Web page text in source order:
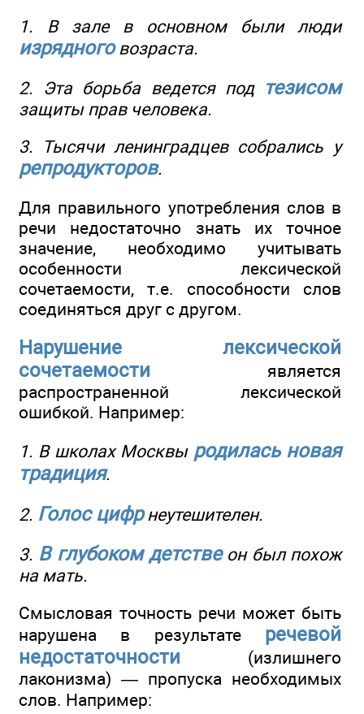
1. В зале в основном были люди
изрядноговозраста.
2. Эта борьба ведется под тезисом
защиты прав человека.
3. Тысячи ленинградцев собрались у
репродукторов.
Для правильного употребления слов в
речи недостаточно знать их точное
значение, необходимо учитывать
особенности лексической
сочетаемости, т.е. способности слов
соединяться друг с другом.
Нарушение лексической
сочетаемости является
распространенной лексической
ошибкой. Например:
1. В школах Москвы родилась новая
традиция.
2. Голос цифрнеутешителен.
3. В глубоком детствеон был похож
на мать.
Смысловая точность речи может быть
нарушена в результате речевой
недостаточности (излишнего
лаконизма) — пропуска необходимых
слов. Например: